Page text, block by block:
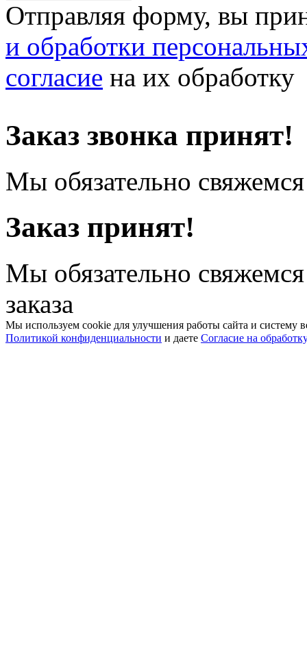
Отправляя форму, вы
и обработки
согласие на их обработку
Заказ звонка принят!
Мы обязательно
Заказ принят!
Мы обязательно
заказа
Мы используем cookie для улучшения работы сайта и систему
Политикой конфиденциальности и даете Согласие на